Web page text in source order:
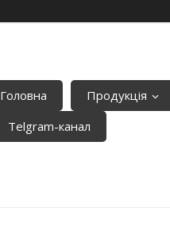
Головна Продукція
Telgram-канал